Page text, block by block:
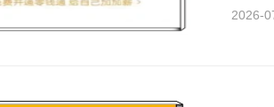
2026-